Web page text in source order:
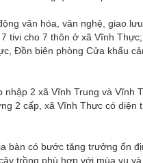
văn hóa, văn nghệ, giao
tivi cho 7 thôn ở xã Vĩnh
Đồn biên phòng Cửa khẩu
2 xã Vĩnh Trung và Vĩnh
2 cấp, xã Vĩnh Thực có diện
bàn có bước tăng trưởng ổn
trồng phù hợp với mùa vụ